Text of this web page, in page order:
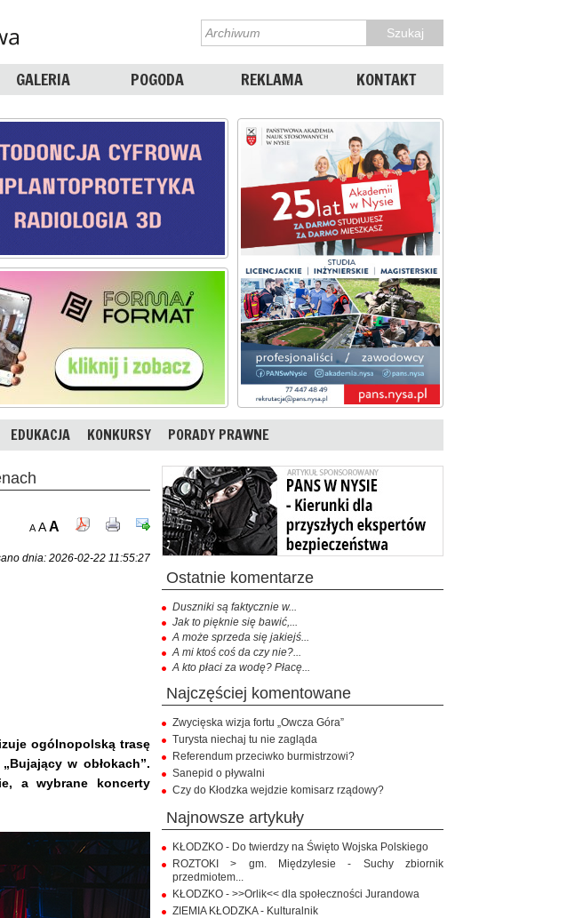
GALERIA POGODA REKLAMA KONTAKT
EDUKACJA KONKURSY PORADY PRAWNE
A AA
dnia: 2026-02-22 11:55:27
ogólnopolską trasę
w obłokach”.
a wybrane koncerty
ostatnie komentarze
Duszniki są faktycznie w...
Jak to pięknie się bawić,...
A może sprzeda się jakiejś...
A mi ktoś coś da czy nie?...
A kto płaci za wodę? Płacę...
najczęściej komentowane
Zwycięska wizja fortu „Owcza Góra”
Turysta niechaj tu nie zagląda
Referendum przeciwko burmistrzowi?
Sanepid o pływalni
Czy do Kłodzka wejdzie komisarz rządowy?
najnowsze artykuły
KŁODZKO - Do twierdzy na Święto Wojska Polskiego
ROZTOKI > gm. Międzylesie - Suchy zbiornik
przedmiotem...
KŁODZKO - >>Orlik<< dla społeczności Jurandowa
ZIEMIA KŁODZKA - Kulturalnik